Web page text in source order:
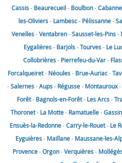
Cassis- Beaurecueil- Boulbon-
les-Oliviers- Lambesc- Pélissanne-
Venelles-Ventabren-Sausset-les-Pins-
Eygalières- Barjols-Tourves- Le
Collobrières- Pierrefeu-du-Var-
Forcalqueiret- Néoules- Brue-Auriac-
-Salernes-Aups- Régusse- Montauroux-
Forêt- Bagnols-en-Forêt- Les Arcs-
Thoronet- La Motte- Ramatuelle-Gassin
Ensuès-la-Redonne-Carry-le-Rouet- Le
Eyguières- Maillane- Maussane-les-
Provence-Orgon-Verquières-